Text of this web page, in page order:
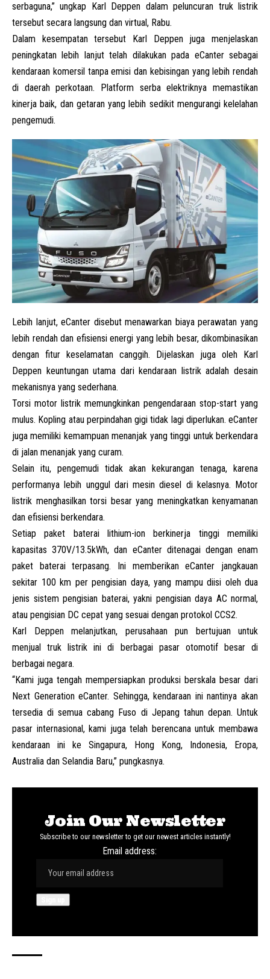
serbaguna,” ungkap Karl Deppen dalam peluncuran truk listrik
tersebut secara langsung dan virtual, Rabu.
Dalam kesempatan tersebut Karl Deppen juga menjelaskan
peningkatan lebih lanjut telah dilakukan pada eCanter sebagai
kendaraan komersil tanpa emisi dan kebisingan yang lebih rendah
di daerah perkotaan. Platform serba elektriknya memastikan
kinerja baik, dan getaran yang lebih sedikit mengurangi kelelahan
pengemudi.
Lebih lanjut, eCanter disebut menawarkan biaya perawatan yang
lebih rendah dan efisiensi energi yang lebih besar, dikombinasikan
dengan fitur keselamatan canggih. Dijelaskan juga oleh Karl
Deppen keuntungan utama dari kendaraan listrik adalah desain
mekanisnya yang sederhana.
Torsi motor listrik memungkinkan pengendaraan stop-start yang
mulus. Kopling atau perpindahan gigi tidak lagi diperlukan. eCanter
juga memiliki kemampuan menanjak yang tinggi untuk berkendara
di jalan menanjak yang curam.
Selain itu, pengemudi tidak akan kekurangan tenaga, karena
performanya lebih unggul dari mesin diesel di kelasnya. Motor
listrik menghasilkan torsi besar yang meningkatkan kenyamanan
dan efisiensi berkendara.
Setiap paket baterai lithium-ion berkinerja tinggi memiliki
kapasitas 370V/13.5kWh, dan eCanter ditenagai dengan enam
paket baterai terpasang. Ini memberikan eCanter jangkauan
sekitar 100 km per pengisian daya, yang mampu diisi oleh dua
jenis sistem pengisian baterai, yakni pengisian daya AC normal,
atau pengisian DC cepat yang sesuai dengan protokol CCS2.
Karl Deppen melanjutkan, perusahaan pun bertujuan untuk
menjual truk listrik ini di berbagai pasar otomotif besar di
berbagai negara.
“Kami juga tengah mempersiapkan produksi berskala besar dari
Next Generation eCanter. Sehingga, kendaraan ini nantinya akan
tersedia di semua cabang Fuso di Jepang tahun depan. Untuk
pasar internasional, kami juga telah berencana untuk membawa
kendaraan ini ke Singapura, Hong Kong, Indonesia, Eropa,
Australia dan Selandia Baru,” pungkasnya.
Join Our Newsletter
Subscribe to our newsletter to get our newest articles instantly!
Email address: